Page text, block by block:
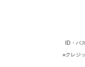
ID・パ
※クレジ